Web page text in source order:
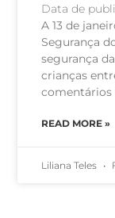
Data de
A 13 de
Segurança
segurança
crianças
comentários
READ MORE »
Liliana Teles